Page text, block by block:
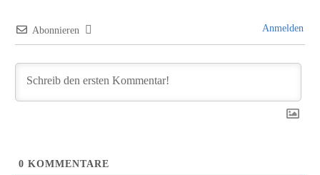
Abonnieren Anmelden
0 KOMMENTARE